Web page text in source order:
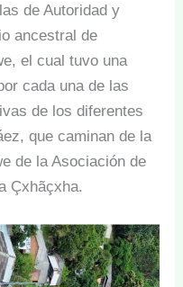
de Autoridad y
ancestral de
el cual tuvo una
cada una de las
de los diferentes
que caminan de la
de la Asociación de
Çxhãçxha.